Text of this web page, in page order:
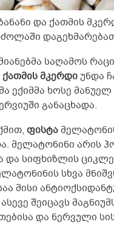
და ქათმის
საღამოს
მკერდიუნდა
ექიმმა ხოსე
განაცხადა.
ფისტა
მელატონინი არის
სიფხიზლის
სხვა
მისი
შეიცავს
და ნერვული